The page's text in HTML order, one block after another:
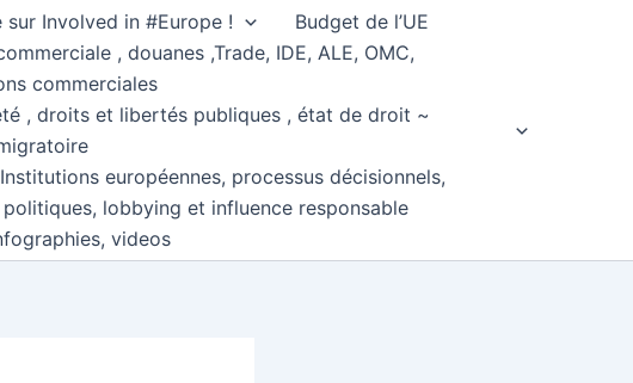
sur Involved in #Europe !
Budget de l’UE
, douanes ,Trade, IDE, ALE, OMC,
commerciales
, droits et libertés publiques , état de droit ~
européennes, processus décisionnels,
lobbying et influence responsable
videos